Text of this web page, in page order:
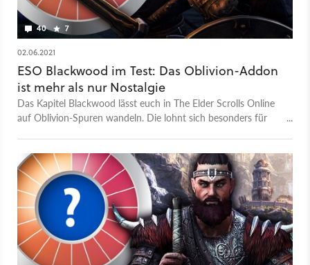
40 7
02.06.2021
ESO Blackwood im Test: Das Oblivion-Addon
ist mehr als nur Nostalgie
Das Kapitel Blackwood lässt euch in The Elder Scrolls Online
auf Oblivion-Spuren wandeln. Die lohnt sich besonders für